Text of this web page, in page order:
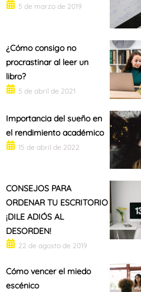
5 de marzo de 2019
¿Cómo consigo no
procrastinar al leer un
libro?
5 de abril de 2021
Importancia del sueño en
el rendimiento académico
15 de abril de 2022
CONSEJOS PARA
ORDENAR TU ESCRITORIO
¡DILE ADIÓS AL
DESORDEN!
22 de agosto de 2019
Cómo vencer el miedo
escénico